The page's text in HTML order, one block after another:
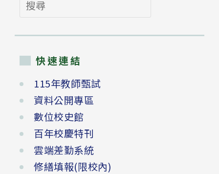
尋
快速連結
115年教師甄試
資料公開專區
數位校史館
百年校慶特刊
雲端差勤系統
修繕填報(限校內)